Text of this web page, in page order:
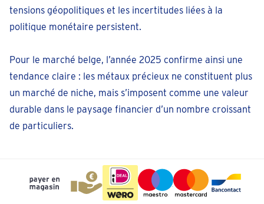
tensions géopolitiques et les incertitudes liées à la
politique monétaire persistent.
Pour le marché belge, l’année 2025 confirme ainsi une
tendance claire : les métaux précieux ne constituent plus
un marché de niche, mais s’imposent comme une valeur
durable dans le paysage financier d’un nombre croissant
de particuliers.